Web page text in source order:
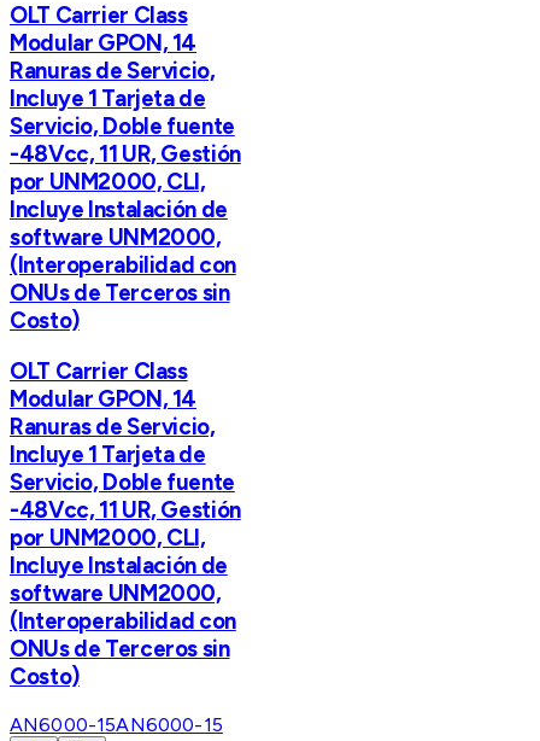
OLT Carrier Class
Modular GPON, 14
Ranuras de Servicio,
Incluye 1 Tarjeta de
Servicio, Doble fuente
-48Vcc, 11 UR, Gestión
por UNM2000, CLI,
Incluye Instalación de
software UNM2000,
(Interoperabilidad con
ONUs de Terceros sin
Costo)
OLT Carrier Class
Modular GPON, 14
Ranuras de Servicio,
Incluye 1 Tarjeta de
Servicio, Doble fuente
-48Vcc, 11 UR, Gestión
por UNM2000, CLI,
Incluye Instalación de
software UNM2000,
(Interoperabilidad con
ONUs de Terceros sin
Costo)
AN6000-15AN6000-15